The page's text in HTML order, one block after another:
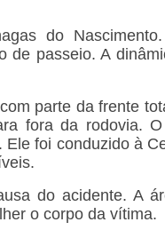
do
de passeio. A
parte da frente
fora da rodovia.
foi conduzido à
do acidente. A
o corpo da vítima.